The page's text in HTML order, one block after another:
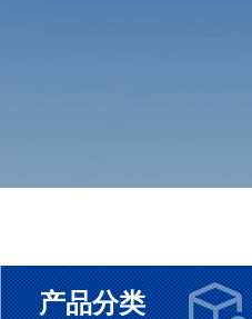
产品分类